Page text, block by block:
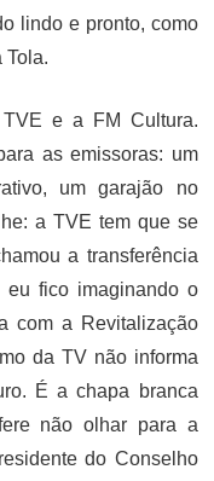
lindo e pronto, como
Tola.
e a FM Cultura.
as emissoras: um
um garajão no
a TVE tem que se
a transferência
fico imaginando o
com a Revitalização
da TV não informa
É a chapa branca
não olhar para a
do Conselho